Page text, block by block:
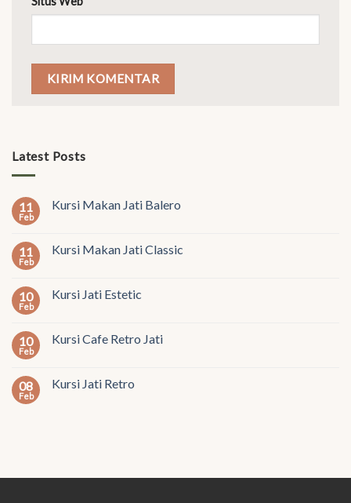
Latest Posts
11
Feb
Kursi Makan Jati Balero
11
Feb
Kursi Makan Jati Classic
10
Feb
Kursi Jati Estetic
10
Feb
Kursi Cafe Retro Jati
08
Feb
Kursi Jati Retro